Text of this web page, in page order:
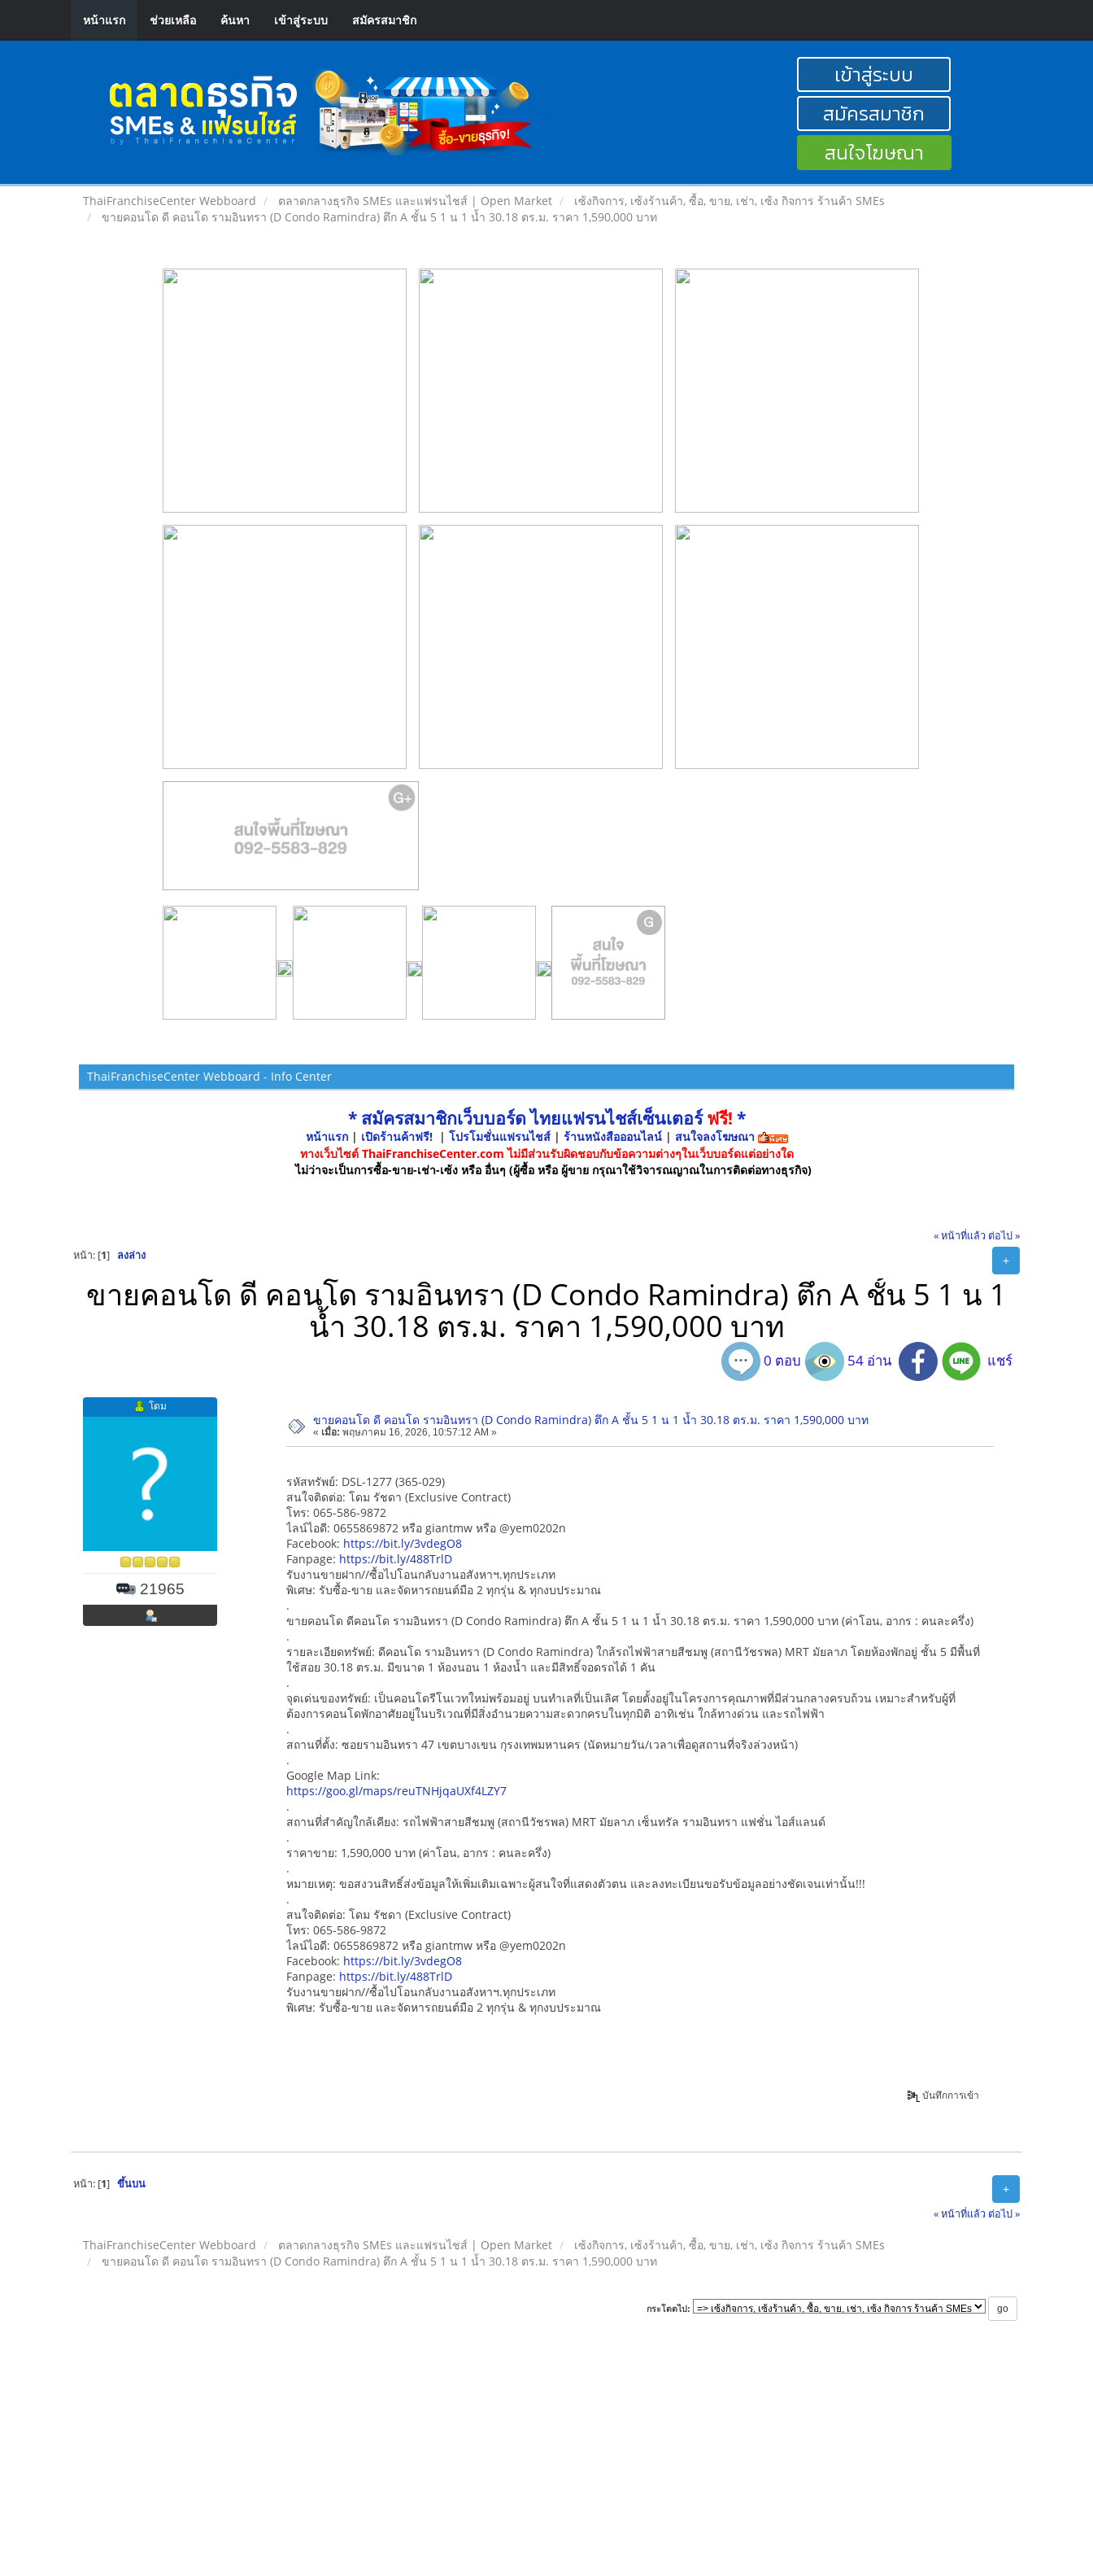
หน้าแรก ช่วยเหลือ ค้นหา เข้าสู่ระบบ สมัครสมาชิก
เข้าสู่ระบบ
สมัครสมาชิก
สนใจโฆษณา
ThaiFranchiseCenter Webboard ตลาดกลางธุรกิจ SMEs และแฟรนไชส์ | Open Market
เซ้งกิจการ, เซ้งร้านค้า, ซื้อ, ขาย, เช่า, เซ้ง กิจการ ร้านค้า SMEs
ขายคอนโด ดี คอนโด รามอินทรา (D Condo Ramindra) ตึก A ชั้น 5 1 น 1 น้ำ 30.18 ตร.ม. ราคา 1,590,000 บาท
ThaiFranchiseCenter Webboard - Info Center
* สมัครสมาชิกเว็บบอร์ด ไทยแฟรนไชส์เซ็นเตอร์ฟรี! *
หน้าแรก| เปิดร้านค้าฟรี! | โปรโมชั่นแฟรนไชส์ | ร้านหนังสือออนไลน์ | สนใจลงโฆษณา
ทางเว็บไซต์ ThaiFranchiseCenter.com ไม่มีส่วนรับผิดชอบกับข้อความต่างๆในเว็บบอร์ดแต่อย่างใด
ไม่ว่าจะเป็นการซื้อ-ขาย-เช่า-เซ้ง หรือ อื่นๆ (ผู้ซื้อ หรือ ผู้ขาย กรุณาใช้วิจารณญาณในการติดต่อทางธุรกิจ)
« หน้าที่แล้ว ต่อไป »
+
หน้า: [1] ลงล่าง
ขายคอนโด ดี คอนโด รามอินทรา (D Condo Ramindra) ตึก A ชั้น 5 1 น 1
น้ำ 30.18 ตร.ม. ราคา 1,590,000 บาท
0 ตอบ 54 อ่าน แชร์
โดม
21965
ขายคอนโด ดี คอนโด รามอินทรา (D Condo Ramindra) ตึก A ชั้น 5 1 น 1 น้ำ 30.18 ตร.ม. ราคา 1,590,000 บาท
« เมื่อ: พฤษภาคม 16, 2026, 10:57:12 AM »
รหัสทรัพย์: DSL-1277 (365-029)
สนใจติดต่อ: โดม รัชดา (Exclusive Contract)
โทร: 065-586-9872
ไลน์ไอดี: 0655869872 หรือ giantmw หรือ @yem0202n
Facebook: https://bit.ly/3vdegO8
Fanpage: https://bit.ly/488TrlD
รับงานขายฝาก//ซื้อไปโอนกลับงานอสังหาฯ.ทุกประเภท
พิเศษ: รับซื้อ-ขาย และจัดหารถยนต์มือ 2 ทุกรุ่น & ทุกงบประมาณ
.
ขายคอนโด ดีคอนโด รามอินทรา (D Condo Ramindra) ตึก A ชั้น 5 1 น 1 น้ำ 30.18 ตร.ม. ราคา 1,590,000 บาท (ค่าโอน, อากร : คนละครึ่ง)
.
รายละเอียดทรัพย์: ดีคอนโด รามอินทรา (D Condo Ramindra) ใกล้รถไฟฟ้าสายสีชมพู (สถานีวัชรพล) MRT มัยลาภ โดยห้องพักอยู่ ชั้น 5 มีพื้นที่
ใช้สอย 30.18 ตร.ม. มีขนาด 1 ห้องนอน 1 ห้องน้ำ และมีสิทธิ์จอดรถได้ 1 คัน
.
จุดเด่นของทรัพย์: เป็นคอนโดรีโนเวทใหม่พร้อมอยู่ บนทำเลที่เป็นเลิศ โดยตั้งอยู่ในโครงการคุณภาพที่มีส่วนกลางครบถ้วน เหมาะสำหรับผู้ที่
ต้องการคอนโดพักอาศัยอยู่ในบริเวณที่มีสิ่งอำนวยความสะดวกครบในทุกมิติ อาทิเช่น ใกล้ทางด่วน และรถไฟฟ้า
.
สถานที่ตั้ง: ซอยรามอินทรา 47 เขตบางเขน กุรงเทพมหานคร (นัดหมายวัน/เวลาเพื่อดูสถานที่จริงล่วงหน้า)
.
Google Map Link:
https://goo.gl/maps/reuTNHjqaUXf4LZY7
.
สถานที่สำคัญใกล้เคียง: รถไฟฟ้าสายสีชมพู (สถานีวัชรพล) MRT มัยลาภ เซ็นทรัล รามอินทรา แฟชั่น ไอส์แลนด์
.
ราคาขาย: 1,590,000 บาท (ค่าโอน, อากร : คนละครึ่ง)
.
หมายเหตุ: ขอสงวนสิทธิ์ส่งข้อมูลให้เพิ่มเติมเฉพาะผู้สนใจที่แสดงตัวตน และลงทะเบียนขอรับข้อมูลอย่างชัดเจนเท่านั้น!!!
.
สนใจติดต่อ: โดม รัชดา (Exclusive Contract)
โทร: 065-586-9872
ไลน์ไอดี: 0655869872 หรือ giantmw หรือ @yem0202n
Facebook: https://bit.ly/3vdegO8
Fanpage: https://bit.ly/488TrlD
รับงานขายฝาก//ซื้อไปโอนกลับงานอสังหาฯ.ทุกประเภท
พิเศษ: รับซื้อ-ขาย และจัดหารถยนต์มือ 2 ทุกรุ่น & ทุกงบประมาณ
บันทึกการเข้า
+
หน้า: [1] ขึ้นบน
« หน้าที่แล้ว ต่อไป »
ThaiFranchiseCenter Webboard ตลาดกลางธุรกิจ SMEs และแฟรนไชส์ | Open Market
เซ้งกิจการ, เซ้งร้านค้า, ซื้อ, ขาย, เช่า, เซ้ง กิจการ ร้านค้า SMEs
ขายคอนโด ดี คอนโด รามอินทรา (D Condo Ramindra) ตึก A ชั้น 5 1 น 1 น้ำ 30.18 ตร.ม. ราคา 1,590,000 บาท
กระโดดไป: